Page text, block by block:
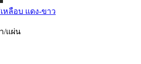
หลือบ แดง-ขาว
/แผ่น